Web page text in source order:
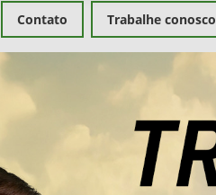
Contato Trabalhe conosco